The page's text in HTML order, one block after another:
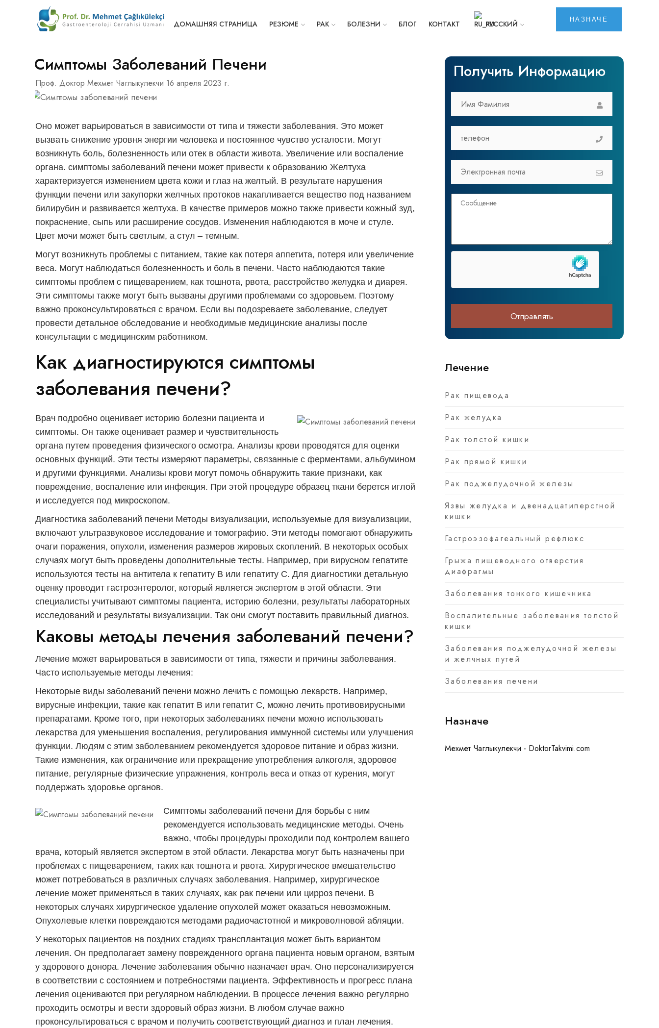
ДОМАШНЯЯ СТРАНИЦА РЕЗЮМЕ РАК БОЛЕЗНИ БЛОГ КОНТАКТ РУССКИЙ НАЗНАЧЕ
Симптомы Заболеваний Печени
Проф. Доктор Мехмет Чаглыкулекчи 16 апреля 2023 г.
Оно может варьироваться в зависимости от типа и тяжести заболевания. Это может
вызвать снижение уровня энергии человека и постоянное чувство усталости. Могут
возникнуть боль, болезненность или отек в области живота. Увеличение или воспаление
органа. симптомы заболеваний печени может привести к образованию Желтуха
характеризуется изменением цвета кожи и глаз на желтый. В результате нарушения
функции печени или закупорки желчных протоков накапливается вещество под названием
билирубин и развивается желтуха. В качестве примеров можно также привести кожный зуд,
покраснение, сыпь или расширение сосудов. Изменения наблюдаются в моче и стуле.
Цвет мочи может быть светлым, а стул – темным.
Могут возникнуть проблемы с питанием, такие как потеря аппетита, потеря или увеличение
веса. Могут наблюдаться болезненность и боль в печени. Часто наблюдаются такие
симптомы проблем с пищеварением, как тошнота, рвота, расстройство желудка и диарея.
Эти симптомы также могут быть вызваны другими проблемами со здоровьем. Поэтому
важно проконсультироваться с врачом. Если вы подозреваете заболевание, следует
провести детальное обследование и необходимые медицинские анализы после
консультации с медицинским работником.
Как диагностируются симптомы
заболевания печени?
Врач подробно оценивает историю болезни пациента и
симптомы. Он также оценивает размер и чувствительность
органа путем проведения физического осмотра. Анализы крови проводятся для оценки
основных функций. Эти тесты измеряют параметры, связанные с ферментами, альбумином
и другими функциями. Анализы крови могут помочь обнаружить такие признаки, как
повреждение, воспаление или инфекция. При этой процедуре образец ткани берется иглой
и исследуется под микроскопом.
Диагностика заболеваний печени Методы визуализации, используемые для визуализации,
включают ультразвуковое исследование и томографию. Эти методы помогают обнаружить
очаги поражения, опухоли, изменения размеров жировых скоплений. В некоторых особых
случаях могут быть проведены дополнительные тесты. Например, при вирусном гепатите
используются тесты на антитела к гепатиту В или гепатиту С. Для диагностики детальную
оценку проводит гастроэнтеролог, который является экспертом в этой области. Эти
специалисты учитывают симптомы пациента, историю болезни, результаты лабораторных
исследований и результаты визуализации. Так они смогут поставить правильный диагноз.
Каковы методы лечения заболеваний печени?
Лечение может варьироваться в зависимости от типа, тяжести и причины заболевания.
Часто используемые методы лечения:
Некоторые виды заболеваний печени можно лечить с помощью лекарств. Например,
вирусные инфекции, такие как гепатит В или гепатит С, можно лечить противовирусными
препаратами. Кроме того, при некоторых заболеваниях печени можно использовать
лекарства для уменьшения воспаления, регулирования иммунной системы или улучшения
функции. Людям с этим заболеванием рекомендуется здоровое питание и образ жизни.
Такие изменения, как ограничение или прекращение употребления алкоголя, здоровое
питание, регулярные физические упражнения, контроль веса и отказ от курения, могут
поддержать здоровье органов.
Симптомы заболеваний печени Для борьбы с ним
рекомендуется использовать медицинские методы. Очень
важно, чтобы процедуры проходили под контролем вашего
врача, который является экспертом в этой области. Лекарства могут быть назначены при
проблемах с пищеварением, таких как тошнота и рвота. Хирургическое вмешательство
может потребоваться в различных случаях заболевания. Например, хирургическое
лечение может применяться в таких случаях, как рак печени или цирроз печени. В
некоторых случаях хирургическое удаление опухолей может оказаться невозможным.
Опухолевые клетки повреждаются методами радиочастотной и микроволновой абляции.
У некоторых пациентов на поздних стадиях трансплантация может быть вариантом
лечения. Он предполагает замену поврежденного органа пациента новым органом, взятым
у здорового донора. Лечение заболевания обычно назначает врач. Оно персонализируется
в соответствии с состоянием и потребностями пациента. Эффективность и прогресс плана
лечения оцениваются при регулярном наблюдении. В процессе лечения важно регулярно
проходить осмотры и вести здоровый образ жизни. В любом случае важно
проконсультироваться с врачом и получить соответствующий диагноз и план лечения.
Получить Информацию
Лечение
Рак пищевода
Рак желудка
Рак толстой кишки
Рак прямой кишки
Рак поджелудочной железы
Язвы желудка и двенадцатиперстной
кишки
Гастроэзофагеальный рефлюкс
Грыжа пищеводного отверстия
диафрагмы
Заболевания тонкого кишечника
Воспалительные заболевания толстой
кишки
Заболевания поджелудочной железы
и желчных путей
Заболевания печени
Назначе
Мехмет Чаглыкулекчи - DoktorTakvimi.com